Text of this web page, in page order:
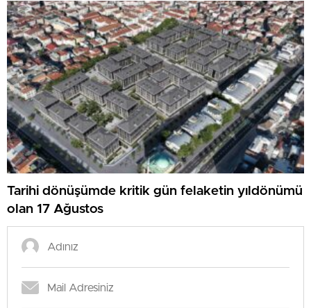
Tarihi dönüşümde kritik gün felaketin yıldönümü
olan 17 Ağustos